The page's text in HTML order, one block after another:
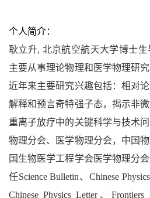
个人简介：
耿立升, 北京航空航天大学博士生
主要从事理论物理和医学物理研究
近年来主要研究兴趣包括：相对
解释和预言奇特强子态，揭示非
重离子放疗中的关键科学与技术
物理分会、医学物理分会，中国
国生物医学工程学会医学物理分
任Science Bulletin、Chinese
Chinese Physics Letter、Frontiers